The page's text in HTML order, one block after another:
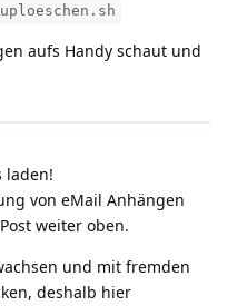
aufs Handy schaut und
laden!
von eMail Anhängen
weiter oben.
und mit fremden
deshalb hier